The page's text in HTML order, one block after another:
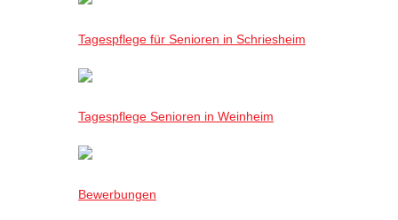
Tagespflege für Senioren in Schriesheim
Tagespflege Senioren in Weinheim
Bewerbungen